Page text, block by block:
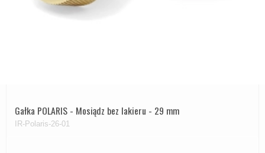
Gałka POLARIS - Mosiądz bez lakieru - 29 mm
IR-Polaris-26-01